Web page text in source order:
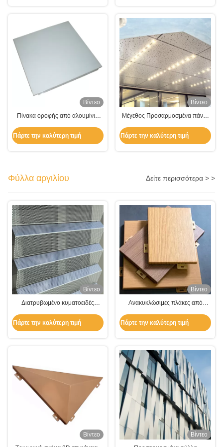
Βίντεο
Πίνακα οροφής από αλουμίνιο
Πάρτε την καλύτερη τιμή
Βίντεο
Μέγεθος Προσαρμοσμένα πάνελ
διακόσμηση οροφής
Πάρτε την καλύτερη τιμή
Φύλλα αργιλίου Δείτε περισσότερα > >
Βίντεο
Διατρυβωμένο κυματοειδές
Πάρτε την καλύτερη τιμή
Βίντεο
Ανακυκλώσιμες πλάκες από
Πάρτε την καλύτερη τιμή
Βίντεο
Βίντεο